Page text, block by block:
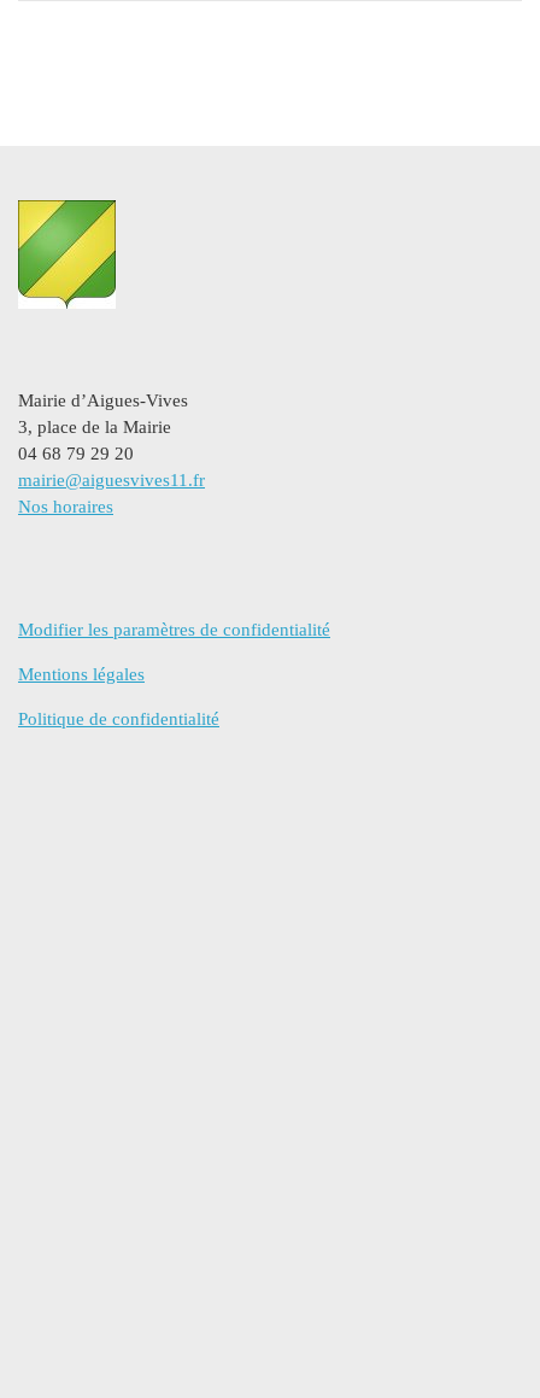
Mairie d’Aigues-Vives
3, place de la Mairie
04 68 79 29 20
mairie@aiguesvives11.fr
Nos horaires
Modifier les paramètres de confidentialité
Mentions légales
Politique de confidentialité